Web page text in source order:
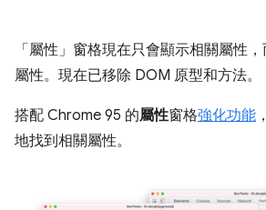
「屬性」 窗格現在只會顯示相關屬性
屬性。現在已移除 DOM 原型和方法。
搭配 Chrome 95 的屬性窗格強化功能
地找到相關屬性。